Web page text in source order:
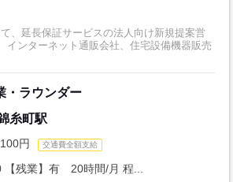
、延長保証サービスの法人向け新規提案営
・ラウンダー
糸町駅
円 交通費全額支給
【残業】有 20時間/月 程...